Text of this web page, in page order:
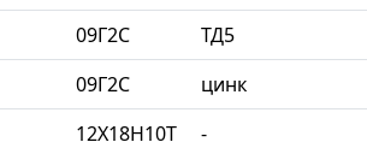
09Г2С ТД5
09Г2С цинк
12Х18Н10Т -